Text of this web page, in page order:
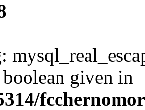
:
boolean given in